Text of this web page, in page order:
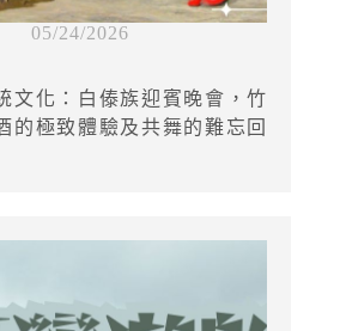
05/24/2026
文化：白傣族迎賓晚會，竹
的極致體驗及共舞的難忘回